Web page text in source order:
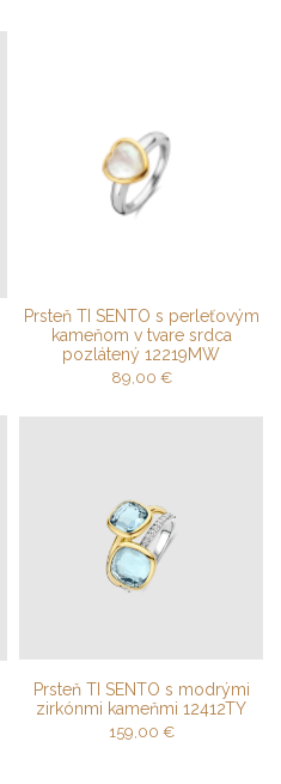
Prsteň TI SENTO s perleťovým
kameňom v tvare srdca
pozlátený 12219MW
89,00 €
Prsteň TI SENTO s modrými
zirkónmi kameňmi 12412TY
159,00 €